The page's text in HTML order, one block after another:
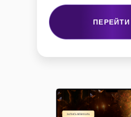
ПЕРЕЙТИ